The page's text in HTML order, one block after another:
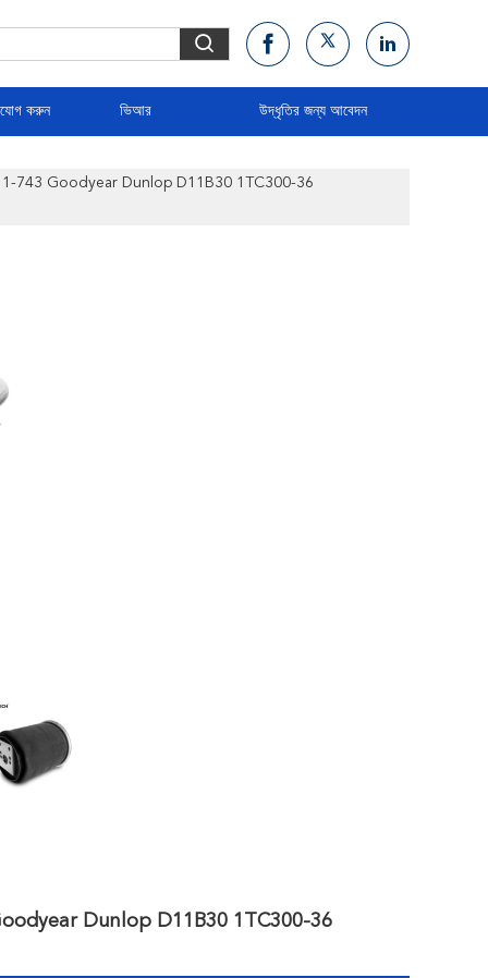
করুন ভিআর উদ্ধৃতির জন্য আবেদন
743 Goodyear Dunlop D11B30 1TC300-36
Dunlop D11B30 1TC300-36